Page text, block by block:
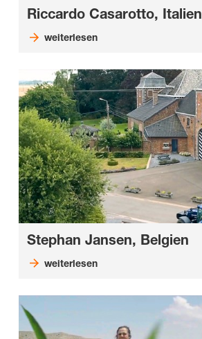
Riccardo Casarotto, Italien
weiterlesen
Stephan Jansen, Belgien
weiterlesen